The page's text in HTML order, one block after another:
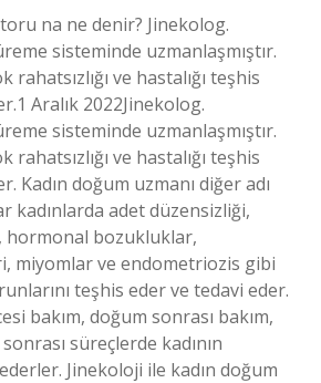
na ne denir? Jinekolog.
sisteminde uzmanlaşmıştır.
ve hastalığı teşhis
Aralık 2022Jinekolog.
sisteminde uzmanlaşmıştır.
ve hastalığı teşhis
Kadın doğum uzmanı diğer adı
kadınlarda adet düzensizliği,
hormonal bozukluklar,
miyomlar ve endometriozis gibi
teşhis eder ve tedavi eder.
bakım, doğum sonrası bakım,
süreçlerde kadının
ederler. Jinekoloji ile kadın doğum